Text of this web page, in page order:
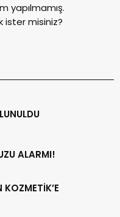
yapılmamış.
ister misiniz?
ALARMI!